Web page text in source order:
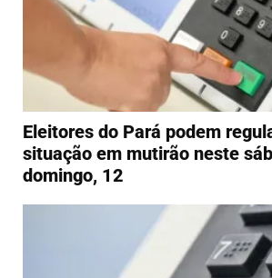
Eleitores do Pará podem
situação em mutirão neste
domingo, 12